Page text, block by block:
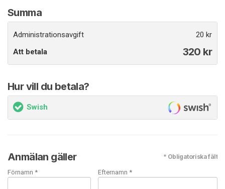
Summa
Administrationsavgift
20 kr
Att betala
320 kr
Hur vill du betala?
Swish
Anmälan gäller * Obligatoriska fält
Förnamn * Efternamn *